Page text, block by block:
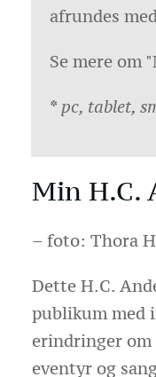
afrundes
Se mere om
* pc, tablet,
Min H.C.
– foto: Thora
Dette H.C.
publikum med
erindringer om
eventyr og